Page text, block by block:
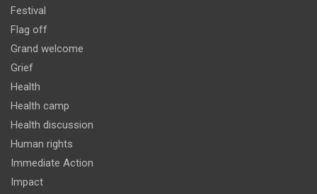
Festival
Flag off
Grand welcome
Grief
Health
Health camp
Health discussion
Human rights
Immediate Action
Impact